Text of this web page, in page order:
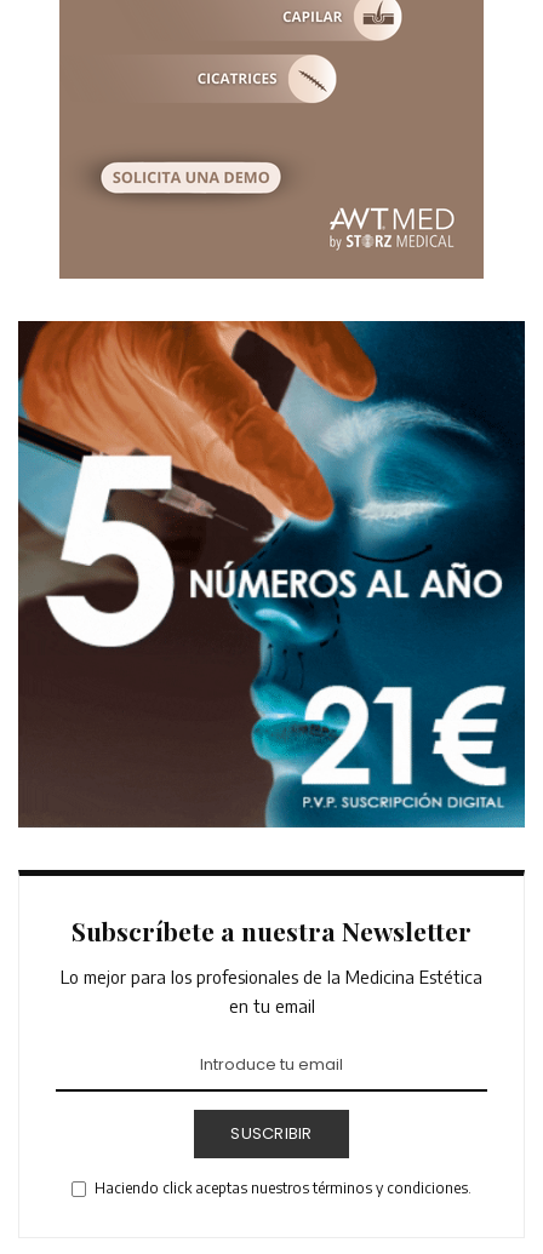
Subscríbete a nuestra Newsletter
Lo mejor para los profesionales de la Medicina Estética
en tu email
SUSCRIBIR
Haciendo click aceptas nuestros términos y condiciones.